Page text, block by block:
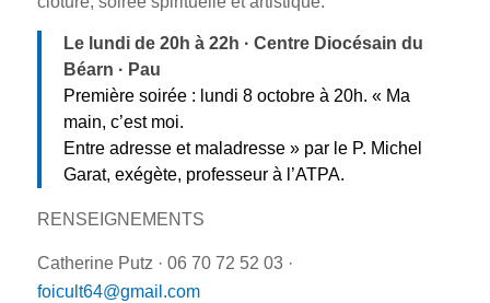
Le lundi de 20h à 22h · Centre Diocésain du
Béarn · Pau
Première soirée : lundi 8 octobre à 20h. « Ma
main, c’est moi.
Entre adresse et maladresse » par le P. Michel
Garat, exégète, professeur à l’ATPA.
RENSEIGNEMENTS
Catherine Putz · 06 70 72 52 03 ·
foicult64@gmail.com